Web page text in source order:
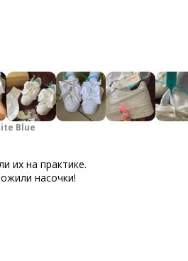
Blue
их на практике.
насочки!